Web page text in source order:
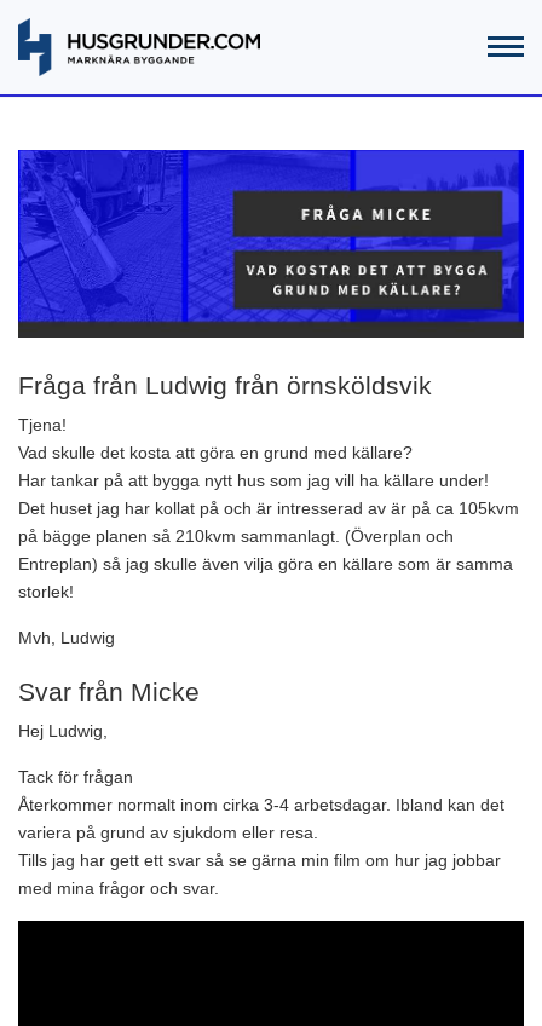
Fråga från Ludwig från örnsköldsvik
Tjena!
Vad skulle det kosta att göra en grund med källare?
Har tankar på att bygga nytt hus som jag vill ha källare under!
Det huset jag har kollat på och är intresserad av är på ca 105kvm
på bägge planen så 210kvm sammanlagt. (Överplan och
Entreplan) så jag skulle även vilja göra en källare som är samma
storlek!
Mvh, Ludwig
Svar från Micke
Hej Ludwig,
Tack för frågan
Återkommer normalt inom cirka 3-4 arbetsdagar. Ibland kan det
variera på grund av sjukdom eller resa.
Tills jag har gett ett svar så se gärna min film om hur jag jobbar
med mina frågor och svar.